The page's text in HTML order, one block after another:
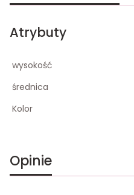
Atrybuty
wysokość
średnica
Kolor
Opinie